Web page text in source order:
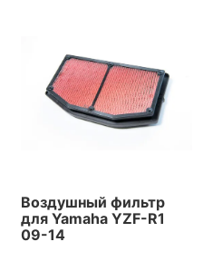
Воздушный фильтр
для Yamaha YZF-R1
09-14